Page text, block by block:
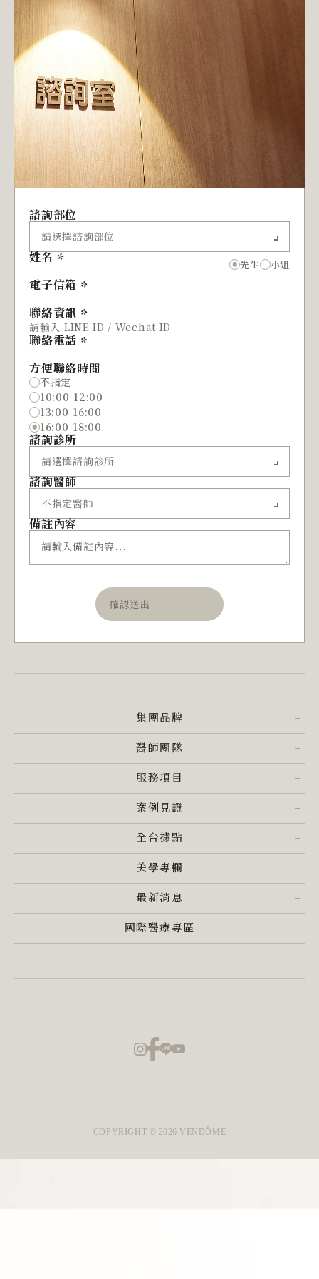
諮詢部位
姓名 先生 小姐
電子信箱
聯絡資訊
聯絡電話
方便聯絡時間
不指定
10:00-12:00
13:00-16:00
16:00-18:00
諮詢診所
諮詢醫師
備註內容
確認送出
集團品牌
醫師團隊
服務項目
案例見證
全台據點
美學專欄
最新消息
國際醫療專區
COPYRIGHT © 2026 VENDÔME